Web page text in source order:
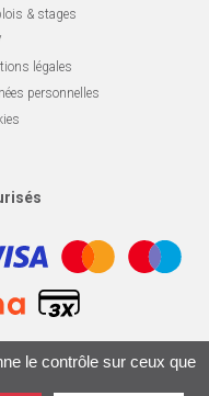
& stages
légales
personnelles
droits réservés. Apotekisto,
161.io
le contrôle sur ceux que